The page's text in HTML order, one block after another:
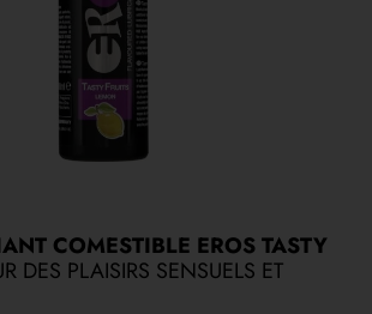
COMESTIBLE EROS TASTY
DES PLAISIRS SENSUELS ET